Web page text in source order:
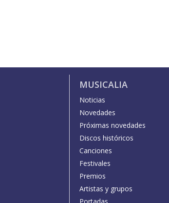
MUSICALIA
Noticias
Novedades
Próximas novedades
Discos históricos
Canciones
Festivales
Premios
Artistas y grupos